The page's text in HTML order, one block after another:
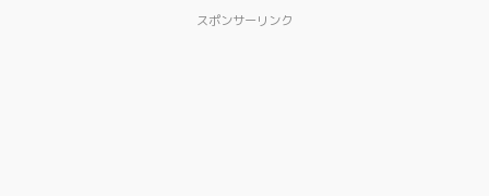
スポンサーリンク